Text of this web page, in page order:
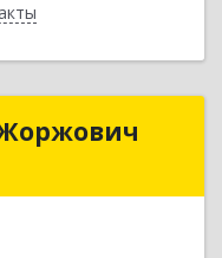
Жоржович